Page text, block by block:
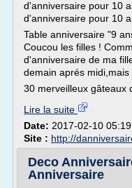
d'anniversaire pour 10
d'anniversaire pour 10
Table anniversaire "9
Coucou les filles !
d'anniversaire de ma
demain aprés
30 merveilleux gâteaux
Lire la suite
Date: 2017-02-10
Site : http://
Deco
Anniversaire